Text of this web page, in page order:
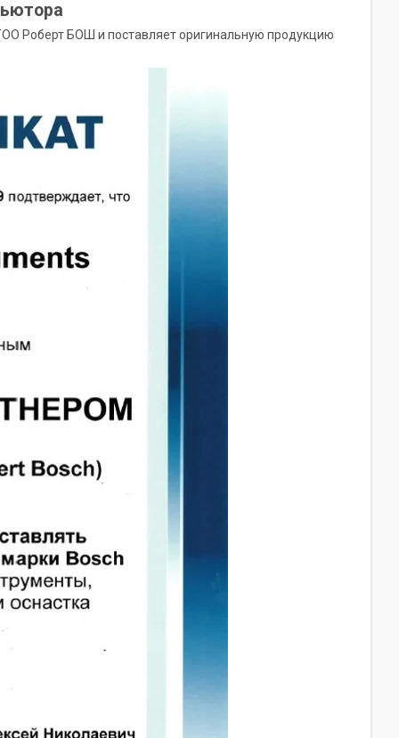
Роберт БОШ и поставляет оригинальную продукцию